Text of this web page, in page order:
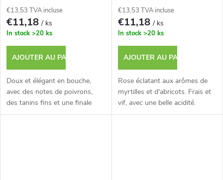
€13,53 TVA incluse
€11,18/ ks
In stock >20 ks
AJOUTER AU PANIER
Doux et élégant en bouche,
avec des notes de poivrons,
des tanins fins et une finale
équilibrée.
€13,53 TVA incluse
€11,18/ ks
In stock >20 ks
AJOUTER AU PANIER
Rose éclatant aux arômes de
myrtilles et d'abricots. Frais et
vif, avec une belle acidité.